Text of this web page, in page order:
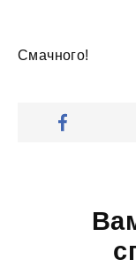
Смачного!